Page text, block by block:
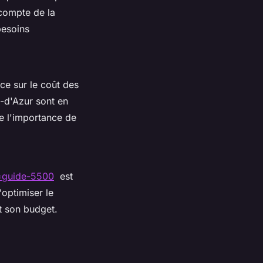
de la
sur le coût des
d'Azur sont en
l'importance de
5500 est
le
son budget.